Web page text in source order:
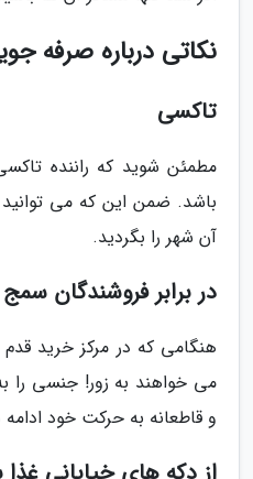
نکاتی درباره صرفه
تاکسی
مطمئن شوید که راننده
باشد. ضمن این که می
آن شهر را بگردید.
در برابر فروشندگان
هنگامی که در مرکز خرید
می خواهند به زور! جنسی را
و قاطعانه به حرکت خود